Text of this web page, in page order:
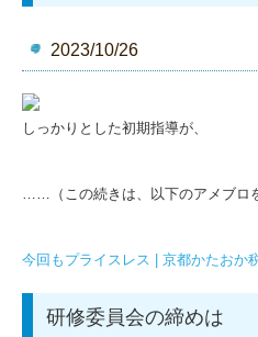
2023/10/26
しっかりとした初期指導が、
……（この続きは、以下のアメブロ
今回もプライスレス | 京都かたおか
研修委員会の締めは